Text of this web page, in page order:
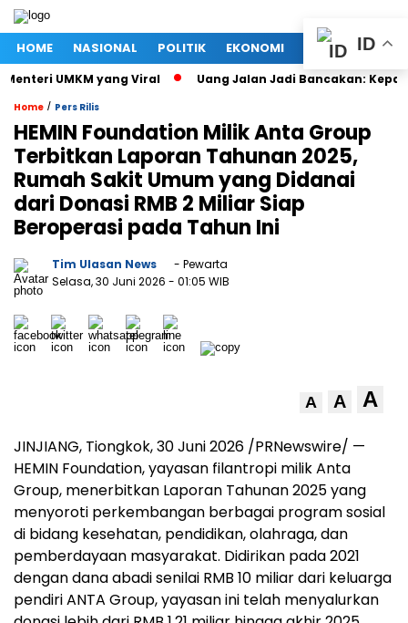
HOME NASIONAL POLITIK EKONOMI MEGAPOLITAN
UMKM yang Viral Uang Jalan Jadi Bancakan: Kepala
Home / Pers Rilis
HEMIN Foundation Milik Anta Group
Terbitkan Laporan Tahunan 2025,
Rumah Sakit Umum yang Didanai
dari Donasi RMB 2 Miliar Siap
Beroperasi pada Tahun Ini
Tim Ulasan News
- Pewarta
Selasa, 30 Juni 2026 - 01:05 WIB
A A A
JINJIANG, Tiongkok, 30 Juni 2026 /PRNewswire/ —
HEMIN Foundation, yayasan filantropi milik Anta
Group, menerbitkan Laporan Tahunan 2025 yang
menyoroti perkembangan berbagai program sosial
di bidang kesehatan, pendidikan, olahraga, dan
pemberdayaan masyarakat. Didirikan pada 2021
dengan dana abadi senilai RMB 10 miliar dari keluarga
pendiri ANTA Group, yayasan ini telah menyalurkan
ID